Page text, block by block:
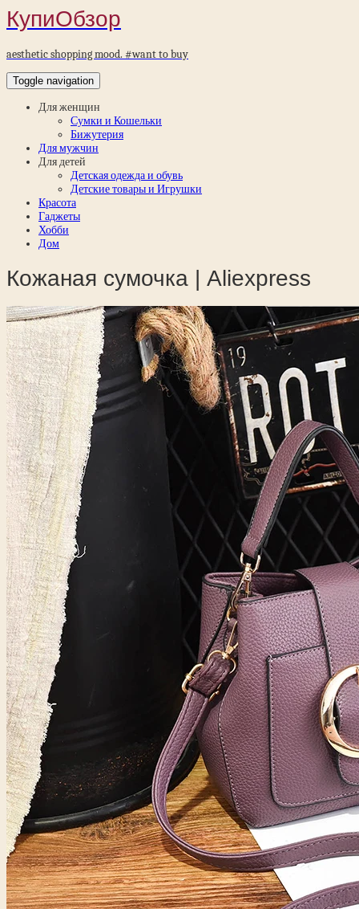
КупиОбзор
aesthetic shopping mood. #want to buy
Toggle navigation
Для женщин
Сумки и Кошельки
Бижутерия
Для мужчин
Для детей
Детская одежда и обувь
Детские товары и Игрушки
Красота
Гаджеты
Хобби
Дом
Кожаная сумочка | Aliexpress